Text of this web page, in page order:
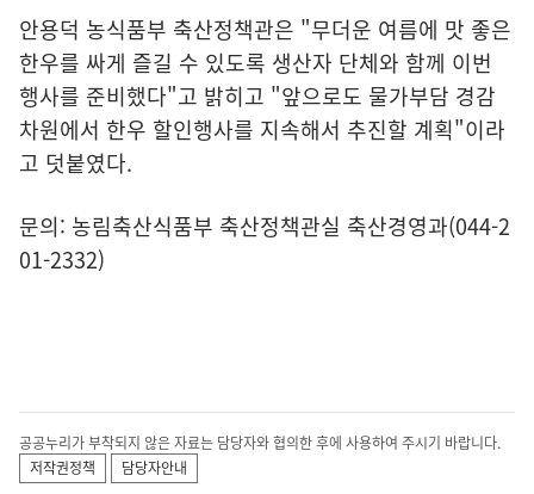
안용덕 농식품부 축산정책관은 "무더운 여름에 맛 좋은
한우를 싸게 즐길 수 있도록 생산자 단체와 함께 이번
행사를 준비했다"고 밝히고 "앞으로도 물가부담 경감
차원에서 한우 할인행사를 지속해서 추진할 계획"이라
고 덧붙였다.
문의: 농림축산식품부 축산정책관실 축산경영과(044-2
01-2332)
공공누리가 부착되지 않은 자료는 담당자와 협의한 후에 사용하여 주시기 바랍니다.
저작권정책
담당자안내